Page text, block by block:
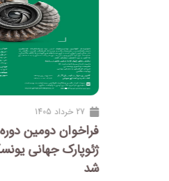
27 خرداد 1405
فراخوان دومین دوره
ژئوپارک جهانی